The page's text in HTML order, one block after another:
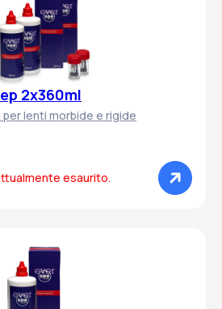
2x360ml
lenti morbide e rigide
esaurito.